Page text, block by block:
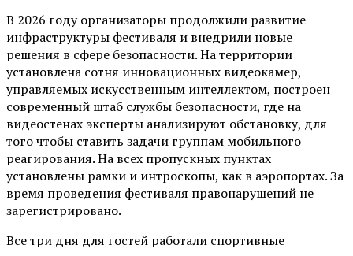
В 2026 году организаторы продолжили развитие
инфраструктуры фестиваля и внедрили новые
решения в сфере безопасности. На территории
установлена сотня инновационных видеокамер,
управляемых искусственным интеллектом, построен
современный штаб службы безопасности, где на
видеостенах эксперты анализируют обстановку, для
того чтобы ставить задачи группам мобильного
реагирования. На всех пропускных пунктах
установлены рамки и интроскопы, как в аэропортах. За
время проведения фестиваля правонарушений не
зарегистрировано.
Все три дня для гостей работали спортивные